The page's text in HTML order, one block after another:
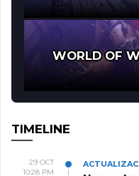
WORLD OF
TIMELINE
29 OCT
10:28 PM